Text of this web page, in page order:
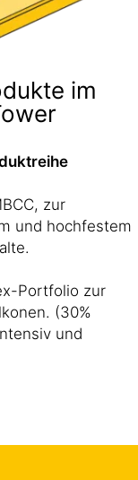
im
zur
und hochfestem
Portfolio zur
(30%
und